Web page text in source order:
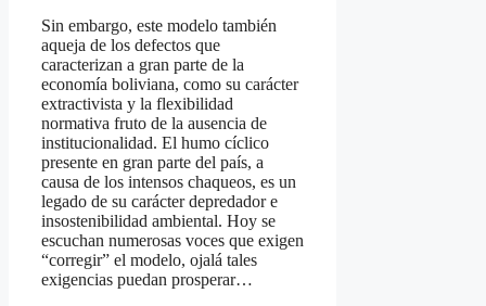
Sin embargo, este modelo también
aqueja de los defectos que
caracterizan a gran parte de la
economía boliviana, como su carácter
extractivista y la flexibilidad
normativa fruto de la ausencia de
institucionalidad. El humo cíclico
presente en gran parte del país, a
causa de los intensos chaqueos, es un
legado de su carácter depredador e
insostenibilidad ambiental. Hoy se
escuchan numerosas voces que exigen
“corregir” el modelo, ojalá tales
exigencias puedan prosperar…